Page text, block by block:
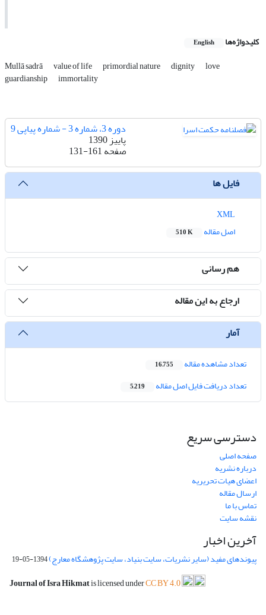
کلیدواژه‌ها English
Mullā sadrā value of life primordial nature dignity love
guardianship immortality
دوره 3، شماره 3 - شماره پیاپی 9
پاییز 1390
صفحه131-161
فایل ها
اصل مقاله
510 K
هم رسانی
ارجاع به این مقاله
آمار
تعداد مشاهده مقاله 16,755
تعداد دریافت فایل اصل مقاله 5,219
دسترسی سریع
صفحه اصلی
درباره نشریه
اعضای هیات تحریریه
ارسال مقاله
تماس با ما
نقشه سایت
آخرین اخبار
پیوندهای مفید (سایر نشریات، سایت بنیاد، سایت پژوهشگاه معارج)1394-05-19
Journal of Isra Hikmatis licensed underCC BY 4.0